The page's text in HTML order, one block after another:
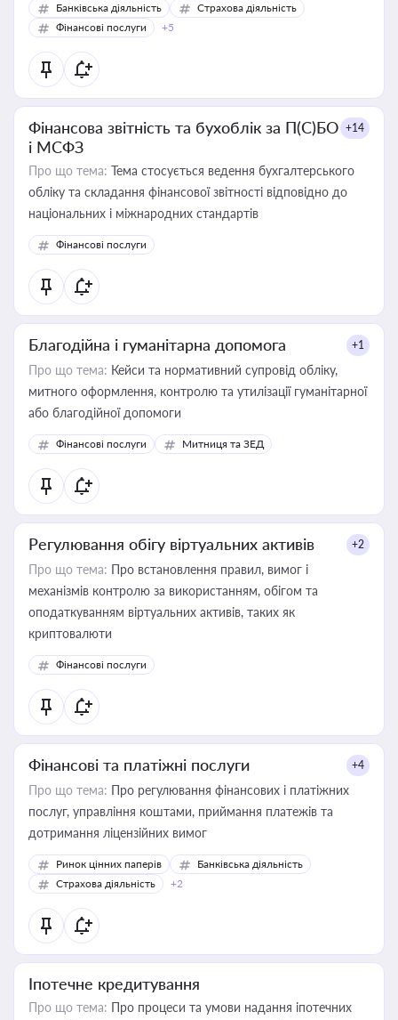
Банківська діяльність
Страхова діяльність
Фінансові послуги
+5
Фінансова звітність та бухоблік за П(С)БО
і МСФЗ
+14
Про що тема: Тема стосується ведення бухгалтерського
обліку та складання фінансової звітності відповідно до
національних і міжнародних стандартів
Фінансові послуги
Благодійна і гуманітарна допомога +1
Про що тема: Кейси та нормативний супровід обліку,
митного оформлення, контролю та утилізації гуманітарної
або благодійної допомоги
Фінансові послуги Митниця та ЗЕД
Регулювання обігу віртуальних активів +2
Про що тема: Про встановлення правил, вимог і
механізмів контролю за використанням, обігом та
оподаткуванням віртуальних активів, таких як
криптовалюти
Фінансові послуги
Фінансові та платіжні послуги +4
Про що тема: Про регулювання фінансових і платіжних
послуг, управління коштами, приймання платежів та
дотримання ліцензійних вимог
Ринок цінних паперів
Банківська діяльність
Страхова діяльність
+2
Іпотечне кредитування
Про що тема: Про процеси та умови надання іпотечних